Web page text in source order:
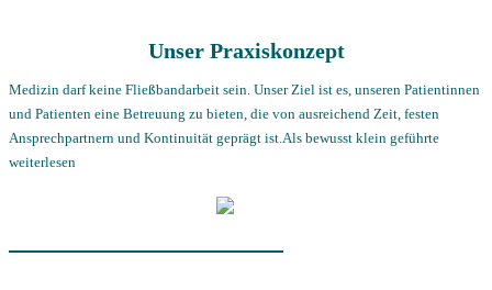
Unser Praxiskonzept
Medizin darf keine Fließbandarbeit sein. Unser Ziel ist es, unseren Patientinnen
und Patienten eine Betreuung zu bieten, die von ausreichend Zeit, festen
Ansprechpartnern und Kontinuität geprägt ist.Als bewusst klein geführte
weiterlesen